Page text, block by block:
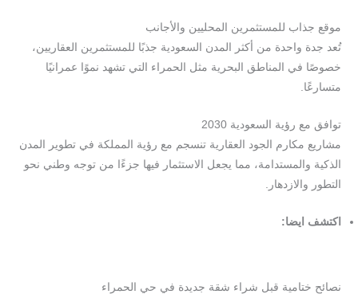
موقع جذاب للمستثمرين المحليين والأجانب
تُعد جدة واحدة من أكثر المدن السعودية جذبًا للمستثمرين العقاريين،
خصوصًا في المناطق البحرية مثل الحمراء التي تشهد نموًا عمرانيًا
متسارعًا.
توافق مع رؤية السعودية 2030
مشاريع مكارم الجود العقارية تنسجم مع رؤية المملكة في تطوير المدن
الذكية والمستدامة، مما يجعل الاستثمار فيها جزءًا من توجه وطني نحو
التطور والازدهار.
اكتشف ايضا:
نصائح ختامية قبل شراء شقة جديدة في حي الحمراء